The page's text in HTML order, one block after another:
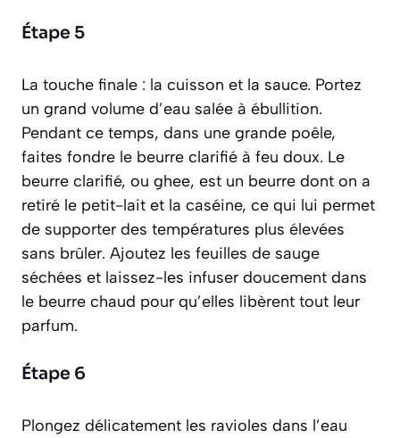
Étape 5
La touche finale : la cuisson et la sauce. Portez
un grand volume d’eau salée à ébullition.
Pendant ce temps, dans une grande poêle,
faites fondre le beurre clarifié à feu doux. Le
beurre clarifié, ou ghee, est un beurre dont on a
retiré le petit-lait et la caséine, ce qui lui permet
de supporter des températures plus élevées
sans brûler. Ajoutez les feuilles de sauge
séchées et laissez-les infuser doucement dans
le beurre chaud pour qu’elles libèrent tout leur
parfum.
Étape 6
Plongez délicatement les ravioles dans l’eau